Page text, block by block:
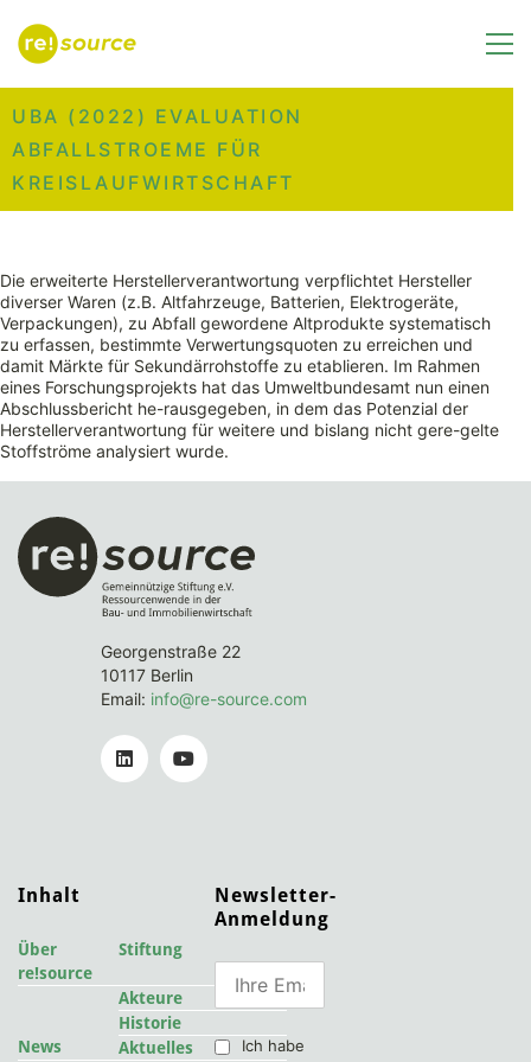
UBA (2022) EVALUATION
ABFALLSTROEME FÜR
KREISLAUFWIRTSCHAFT
Die erweiterte Herstellerverantwortung verpflichtet Hersteller
diverser Waren (z.B. Altfahrzeuge, Batterien, Elektrogeräte,
Verpackungen), zu Abfall gewordene Altprodukte systematisch
zu erfassen, bestimmte Verwertungsquoten zu erreichen und
damit Märkte für Sekundärrohstoffe zu etablieren. Im Rahmen
eines Forschungsprojekts hat das Umweltbundesamt nun einen
Abschlussbericht he-rausgegeben, in dem das Potenzial der
Herstellerverantwortung für weitere und bislang nicht gere-gelte
Stoffströme analysiert wurde.
Georgenstraße 22
10117 Berlin
Email: info@re-source.com
Inhalt
Über
re!source
Stiftung
Akteure
Historie
News
Aktuelles
Newsletter-
Anmeldung
Ich habe